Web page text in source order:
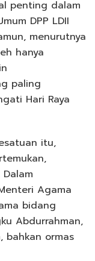
penting dalam
DPP LDII
menurutnya
hanya
paling
Hari Raya
itu,
Agama
bidang
Abdurrahman,
bahkan ormas